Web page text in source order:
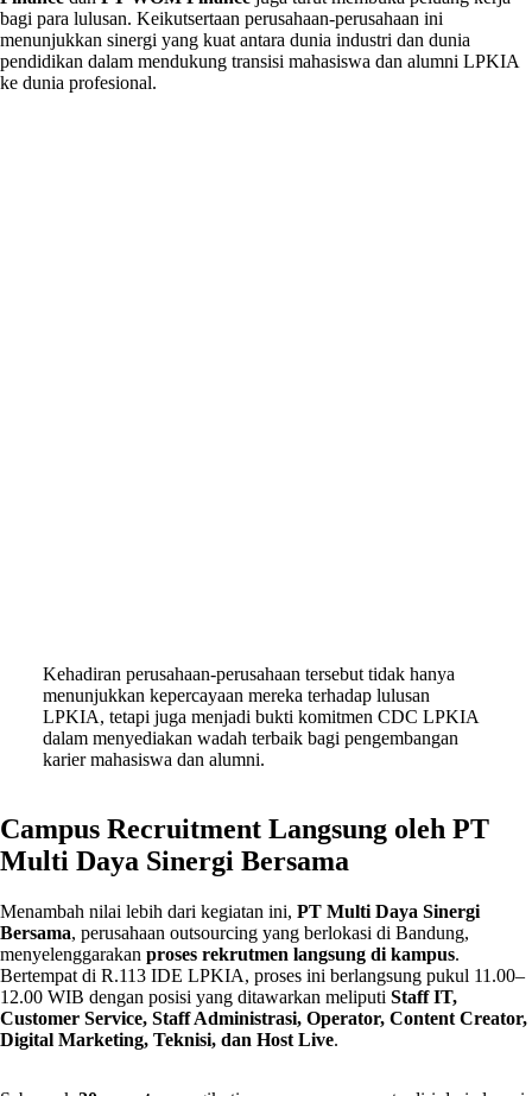
bagi para lulusan. Keikutsertaan perusahaan-perusahaan ini
menunjukkan sinergi yang kuat antara dunia industri dan dunia
pendidikan dalam mendukung transisi mahasiswa dan alumni LPKIA
ke dunia profesional.
Kehadiran perusahaan-perusahaan tersebut tidak hanya
menunjukkan kepercayaan mereka terhadap lulusan
LPKIA, tetapi juga menjadi bukti komitmen CDC LPKIA
dalam menyediakan wadah terbaik bagi pengembangan
karier mahasiswa dan alumni.
Campus Recruitment Langsung oleh PT
Multi Daya Sinergi Bersama
Menambah nilai lebih dari kegiatan ini, PT Multi Daya Sinergi
Bersama, perusahaan outsourcing yang berlokasi di Bandung,
menyelenggarakan proses rekrutmen langsung di kampus.
Bertempat di R.113 IDE LPKIA, proses ini berlangsung pukul 11.00–
12.00 WIB dengan posisi yang ditawarkan meliputi Staff IT,
Customer Service, Staff Administrasi, Operator, Content Creator,
Digital Marketing, Teknisi, dan Host Live.